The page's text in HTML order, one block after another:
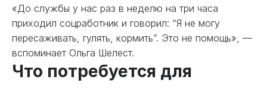
«До службы у нас раз в неделю на три часа
приходил соцработник и говорил: “Я не могу
пересаживать, гулять, кормить”. Это не помощь», —
вспоминает Ольга Шелест.
Что потребуется для